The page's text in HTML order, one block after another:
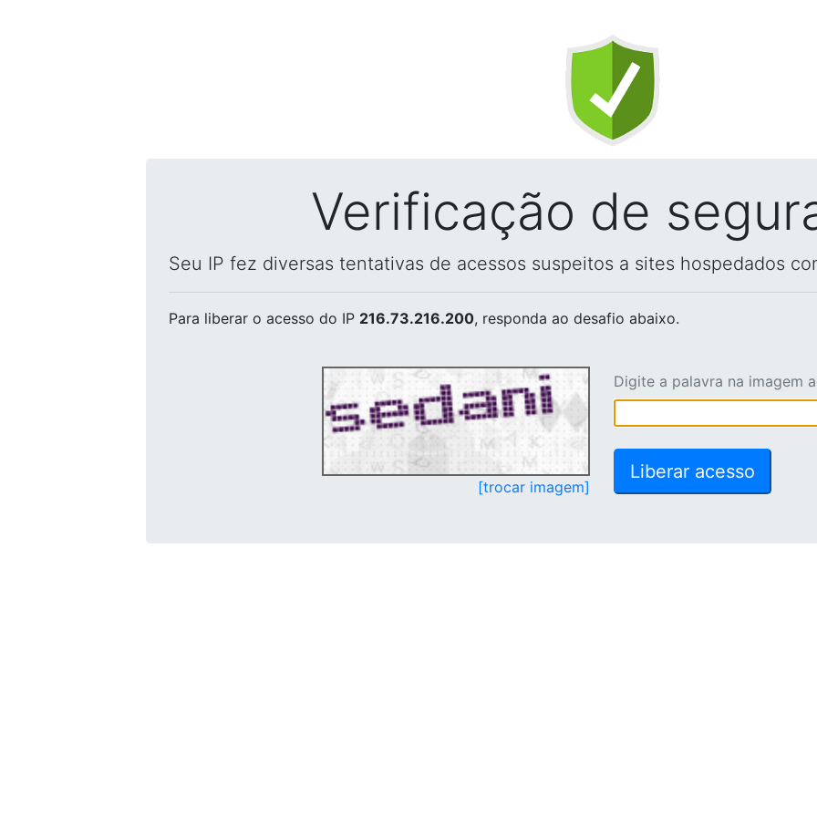
Verificação de
Seu IP fez diversas tentativas de acessos suspeitos a sites hospedados
Para liberar o acesso do IP 216.73.216.200, responda ao desafio abaixo.
[trocar imagem]
Digite a palavra na imagem